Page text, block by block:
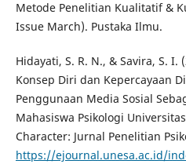
Metode Penelitian Kualitatif &
Issue March). Pustaka Ilmu.
Hidayati, S. R. N., & Savira, S.
Konsep Diri dan Kepercayaan
Penggunaan Media Sosial
Mahasiswa Psikologi
Character: Jurnal Penelitian
https://ejournal.unesa.ac.id/